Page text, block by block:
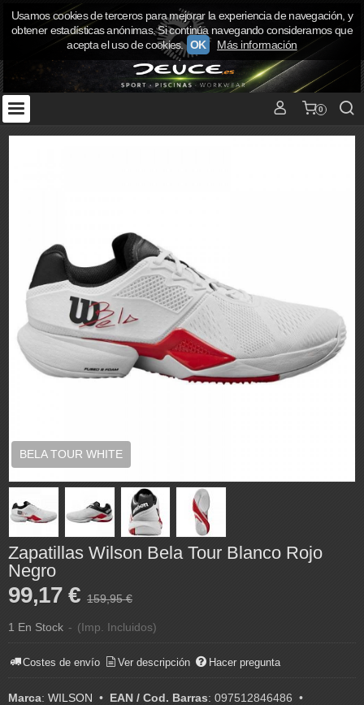
0
BELA TOUR WHITE
Zapatillas Wilson Bela Tour Blanco Rojo
Negro
99,17 € 159,95 €
1 En Stock - (Imp. Incluidos)
Costes de envío Ver descripción Hacer pregunta
Marca: WILSON • EAN / Cod. Barras: 097512846486 •
Usamos cookies de terceros para mejorar la experiencia de navegación, y
obtener estadísticas anónimas. Si continúa navegando consideramos que
acepta el uso de cookies. OK Más información